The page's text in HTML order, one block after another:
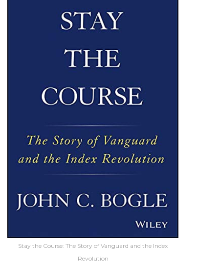
Stay the Course: The Story of Vanguard and the Index
Revolution